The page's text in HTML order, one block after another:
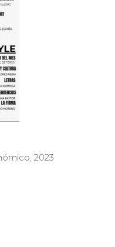
2023